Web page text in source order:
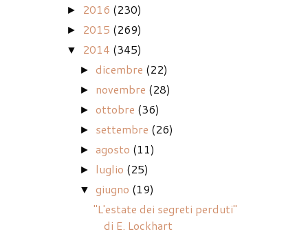
► 2016 (230)
► 2015 (269)
▼ 2014 (345)
►dicembre (22)
► novembre (28)
►ottobre (36)
► settembre (26)
►agosto (11)
► luglio (25)
▼ giugno (19)
"L'estate dei segreti perduti"
di E. Lockhart